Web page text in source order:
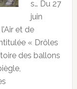
s… Du 27
juin
et de
« Drôles
des ballons